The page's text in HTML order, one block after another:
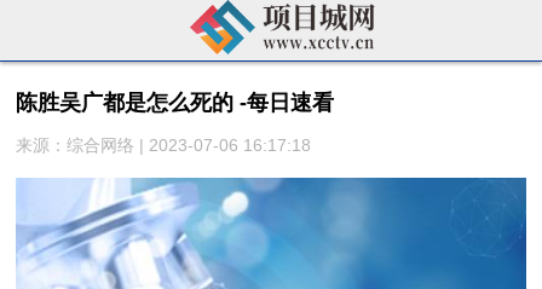
陈胜吴广都是怎么死的 -每日速看
来源：综合网络 | 2023-07-06 16:17:18